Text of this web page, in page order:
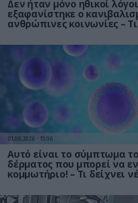
Δεν ήταν μόνο ηθικοί
εξαφανίστηκε ο
ανθρώπινες κοινωνίες –
01.08.2026 15:06
Αυτό είναι το σύμπτωμα
δέρματος που μπορεί να
κομμωτήριο! – Τι δείχνει